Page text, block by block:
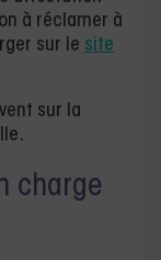
à réclamer à
sur le site
sur la
charge